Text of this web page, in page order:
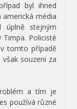
byl ihned
média
stejným
Policisté
tomto případě
souzeni za
a tím je
používá různé